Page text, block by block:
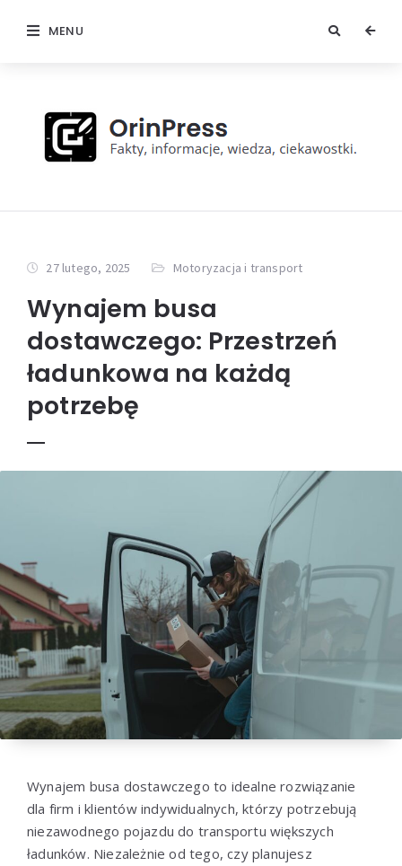
MENU
27 lutego, 2025 Motoryzacja i transport
Wynajem busa
dostawczego: Przestrzeń
ładunkowa na każdą
potrzebę
Wynajem busa dostawczego to idealne rozwiązanie
dla firm i klientów indywidualnych, którzy potrzebują
niezawodnego pojazdu do transportu większych
ładunków. Niezależnie od tego, czy planujesz